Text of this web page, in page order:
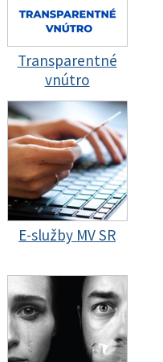
Transparentné
vnútro
E-služby MV SR